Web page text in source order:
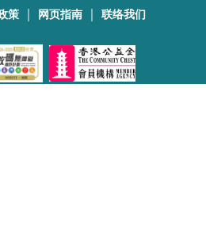
策 网页指南 联络我们